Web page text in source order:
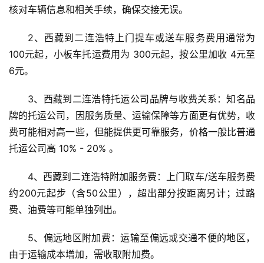
核对车辆信息和相关手续，确保交接无误。
2、西藏到二连浩特上门提车或送车服务费用通常为
100元起，小板车托运费用为 300元起，按公里加收 4元至
6元。
3、西藏到二连浩特托运公司品牌与收费关系：知名品
牌的托运公司，因服务质量、运输保障等方面更有优势，收
费可能相对高一些，但能提供更可靠服务，价格一般比普通
托运公司高 10% - 20% 。
4、西藏到二连浩特附加服务费：上门取车/送车服务费
约200元起步（含50公里），超出部分按距离另计；过路
费、油费等可能单独列出。
5、偏远地区附加费：运输至偏远或交通不便的地区，
由于运输成本增加，需收取附加费。